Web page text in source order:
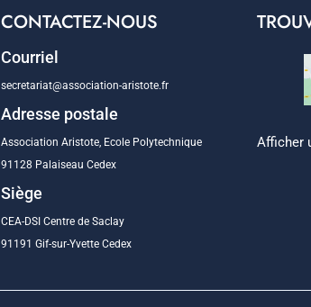
CONTACTEZ-NOUS
Courriel
secretariat@association-aristote.fr
Adresse postale
Association Aristote, Ecole Polytechnique
91128 Palaiseau Cedex
Siège
CEA-DSI Centre de Saclay
91191 Gif-sur-Yvette Cedex
Afficher